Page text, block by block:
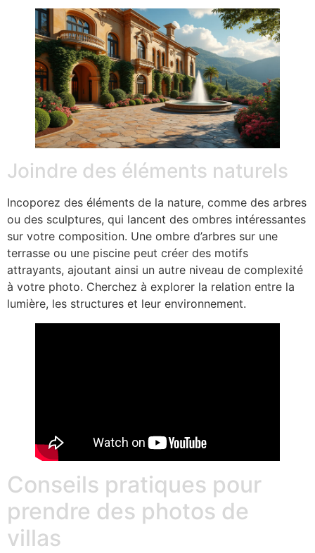
Joindre des éléments naturels
Incoporez des éléments de la nature, comme des arbres
ou des sculptures, qui lancent des ombres intéressantes
sur votre composition. Une ombre d’arbres sur une
terrasse ou une piscine peut créer des motifs
attrayants, ajoutant ainsi un autre niveau de complexité
à votre photo. Cherchez à explorer la relation entre la
lumière, les structures et leur environnement.
Conseils pratiques pour
prendre des photos de
villas